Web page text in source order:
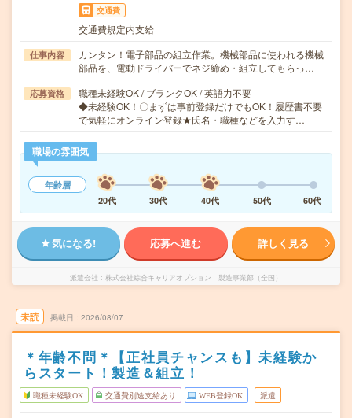
交通費
交通費規定内支給
仕事内容
カンタン！電子部品の組立作業。機械部品に使われる機械
部品を、電動ドライバーでネジ締め・組立してもらっ…
応募資格
職種未経験OK / ブランクOK / 英語力不要
◆未経験OK！〇まずは事前登録だけでもOK！履歴書不要
で気軽にオンライン登録★氏名・職種などを入力す…
職場の雰囲気
年齢層
20代
30代 40代 50代 60代
気になる! 応募へ進む 詳しく見る
派遣会社 株式会社綜合キャリアオプション 製造事業部（全国）
未読 掲載日 2026/08/07
＊年齢不問＊【正社員チャンスも】未経験か
らスタート！製造＆組立！
職種未経験OK 交通費別途支給あり WEB登録OK 派遣